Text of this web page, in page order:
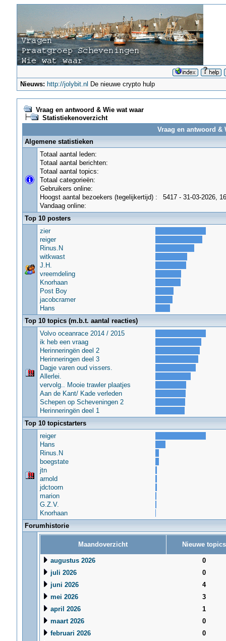
Nieuws: http://jolybit.nl De nieuwe crypto hulp
Vraag en antwoord & Wie wat waar
Statistiekenoverzicht
Vraag en antwoord &
Algemene statistieken
Totaal aantal leden:
Totaal aantal berichten:
Totaal aantal topics:
Totaal categorieën:
Gebruikers online:
Hoogst aantal bezoekers (tegelijkertijd) :
5417 - 31-03-2026,
Vandaag online:
Top 10 posters
zier
reiger
Rinus.N
witkwast
J.H.
vreemdeling
Knorhaan
Post Boy
jacobcramer
Hans
Top 10 topics (m.b.t. aantal reacties)
Volvo oceanrace 2014 / 2015
ik heb een vraag
Herinneringën deel 2
Herinneringen deel 3
Dagje varen oud vissers.
Allerlei.
vervolg.. Mooie trawler plaatjes
Aan de Kant/ Kade verleden
Schepen op Scheveningen 2
Herinneringën deel 1
Top 10 topicstarters
reiger
Hans
Rinus.N
boegstate
jtn
arnold
jdctoorn
marion
G.Z.V.
Knorhaan
Forumhistorie
Maandoverzicht Nieuwe topics
augustus 2026
0
juli 2026
0
juni 2026
4
mei 2026
3
april 2026
1
maart 2026
0
februari 2026
0